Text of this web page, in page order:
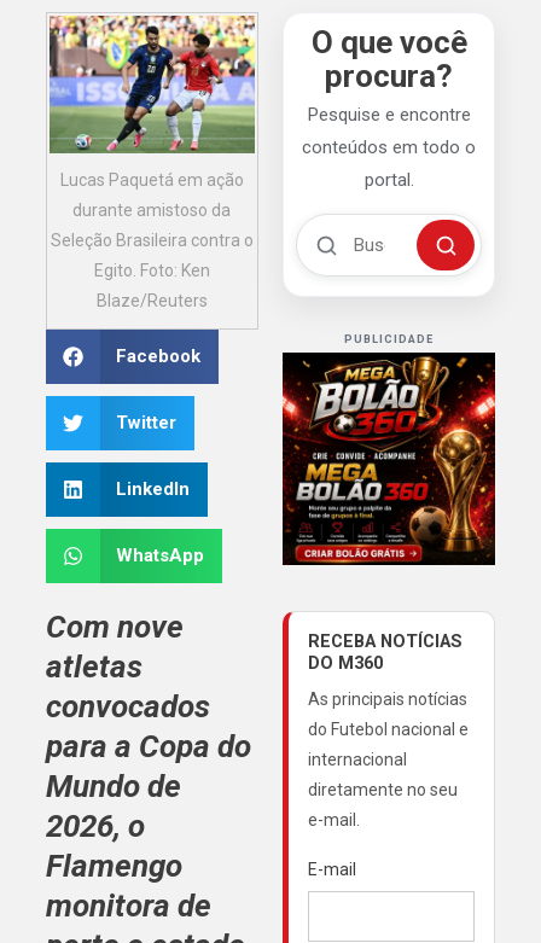
Lucas Paquetá em ação
durante amistoso da
Seleção Brasileira contra o
Egito. Foto: Ken
Blaze/Reuters
Facebook
Twitter
LinkedIn
WhatsApp
Com nove
atletas
convocados
para a Copa do
Mundo de
2026, o
Flamengo
monitora de
O que você
procura?
Pesquise e encontre
conteúdos em todo o
portal.
Buscar no Mengão 360
Buscar
PUBLICIDADE
RECEBA NOTÍCIAS
DO M360
As principais notícias
do Futebol nacional e
internacional
diretamente no seu
e-mail.
E-mail